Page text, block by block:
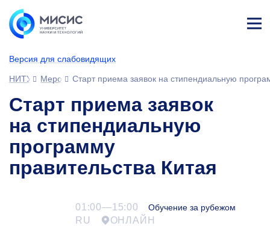
Версия для слабовидящих
ине
НИТУ МИСИСМероприятияСтарт приема заявок на стипендиальную
Старт приема заявок
на стипендиальную
программу
правительства Китая
01:00—15:00 Обучение за рубежом
RU ОНЛАЙН